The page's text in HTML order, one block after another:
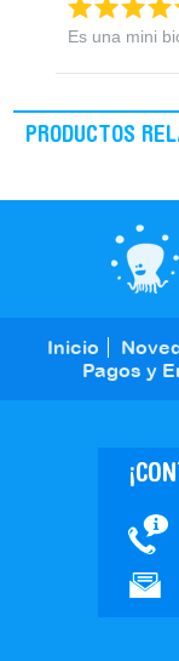
Es una mini
PRODUCTOS
Inicio
Pagos y